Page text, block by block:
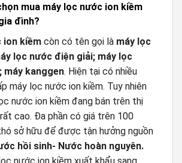
mua máy lọc nước ion kiềm
đình?
ion kiềm còn có tên gọi là máy lọc
lọc nước điện giải; máy lọc
máy kanggen. Hiện tại có nhiều
máy lọc nước ion kiềm. Tuy nhiên
nước ion kiềm đang bán trên thị
cao. Đa phần có giá trên 100
sở hữu để được tận hưởng nguồn
hồi sinh- Nước hoàn nguyên.
nước ion kiềm xuất khẩu sang